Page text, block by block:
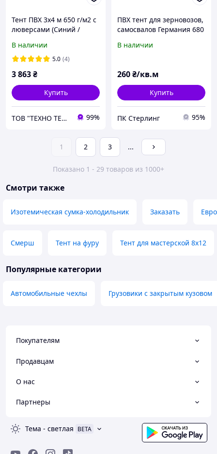
Тент ПВХ 3х4 м 650 г/м2 с
люверсами (Синий /
В наличии
5.0 (4)
3 863₴
Купить
ТОВ "ТЕХНО ТЕНТ ПЛЮС" 99%
ПВХ тент для зерновозов,
самосвалов Германия 680
В наличии
260₴/кв.м
Купить
ПК Стерлинг 95%
1 2 3 ...
Показано 1 - 29 товаров из 1000+
Смотри также
Изотемическая сумка-холодильник Заказать
Смерш Тент на фуру Тент для мастерской 8х12
Популярные категории
Автомобильные чехлы Грузовики с закрытым кузовом
Покупателям
Продавцам
О нас
Партнеры
Тема - светлая BETA